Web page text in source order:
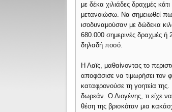
με δέκα χιλιάδες δραχμές
μετανοιώσω. Να σημειωθεί
ισοδυναμούσαν με δώδεκα
680.000 σημερινές δραχμές ή
δηλαδή ποσό.
Η Λαϊς, μαθαίνοντας το
αποφάσισε να τιμωρήσει τον
καταφρονούσε τη γοητεία
δωρεάν. Ο Διογένης, τι είχε
θέση της βρισκόταν μια